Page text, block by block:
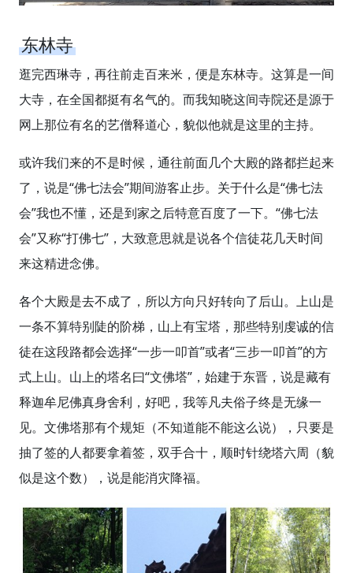
东林寺
逛完西琳寺，再往前走百来米，便是东林寺。这算是一间
大寺，在全国都挺有名气的。而我知晓这间寺院还是源于
网上那位有名的艺僧释道心，貌似他就是这里的主持。
或许我们来的不是时候，通往前面几个大殿的路都拦起来
了，说是“佛七法会”期间游客止步。关于什么是“佛七法
会”我也不懂，还是到家之后特意百度了一下。“佛七法
会”又称“打佛七”，大致意思就是说各个信徒花几天时间
来这精进念佛。
各个大殿是去不成了，所以方向只好转向了后山。上山是
一条不算特别陡的阶梯，山上有宝塔，那些特别虔诚的信
徒在这段路都会选择“一步一叩首”或者“三步一叩首”的方
式上山。山上的塔名曰“文佛塔”，始建于东晋，说是藏有
释迦牟尼佛真身舍利，好吧，我等凡夫俗子终是无缘一
见。文佛塔那有个规矩（不知道能不能这么说），只要是
抽了签的人都要拿着签，双手合十，顺时针绕塔六周（貌
似是这个数），说是能消灾降福。